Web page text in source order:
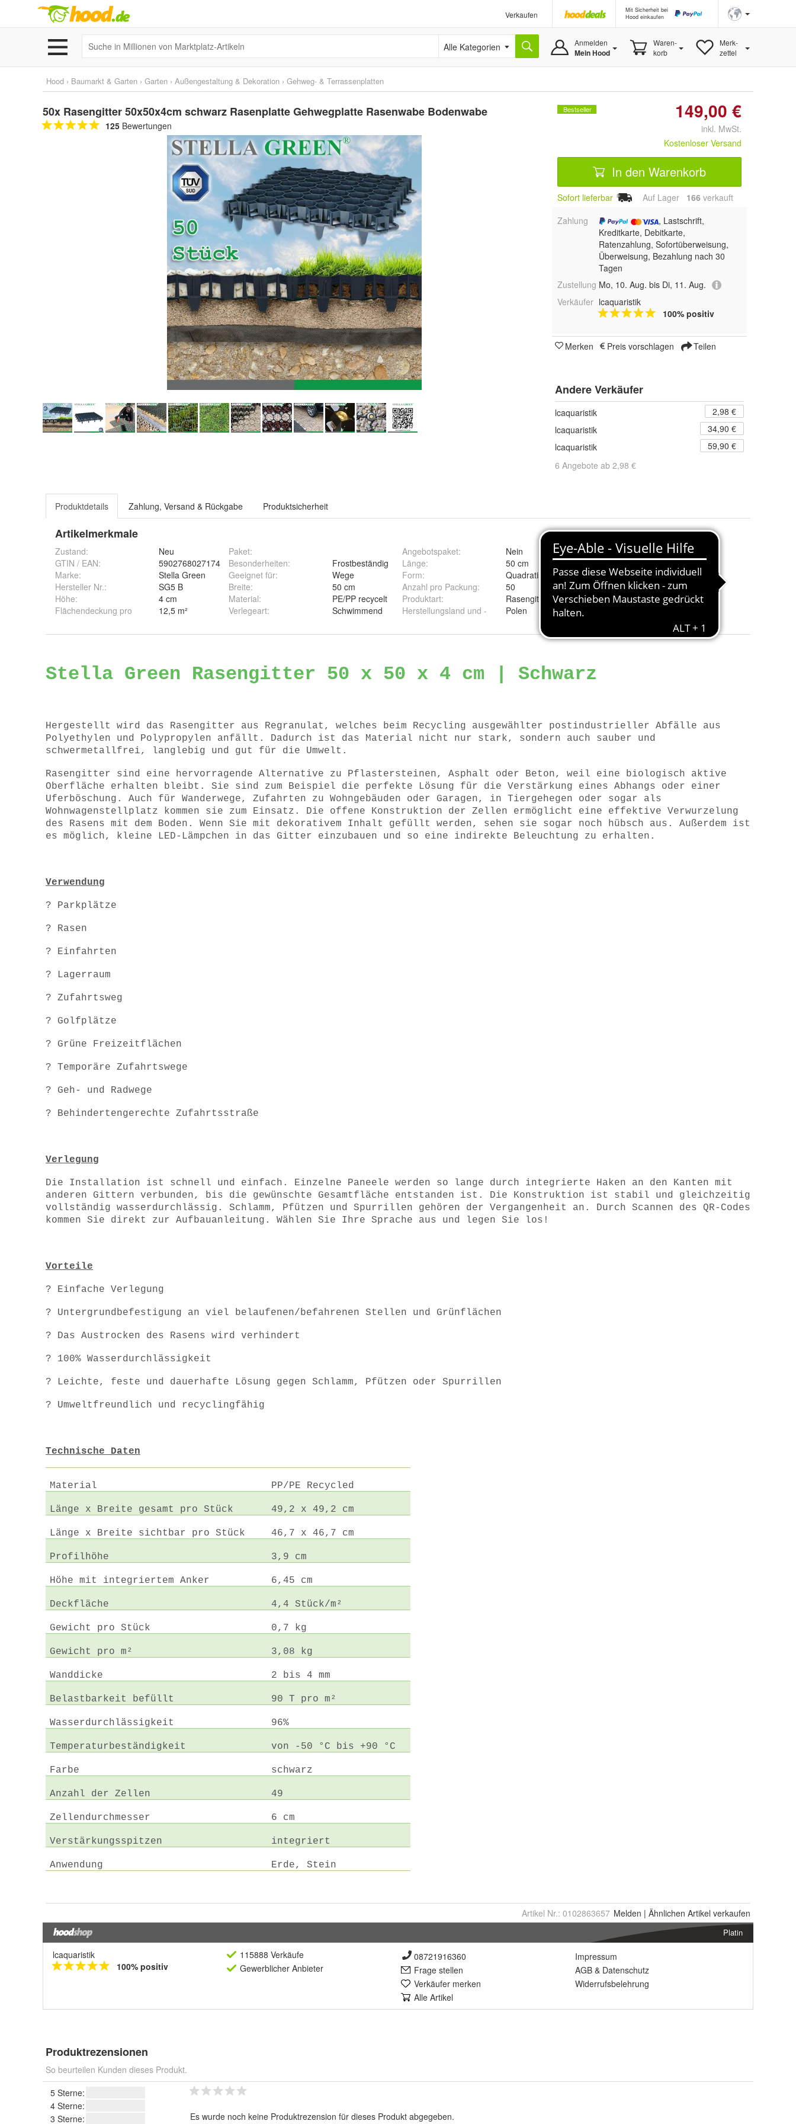
Verkaufen
Mit Sicherheit bei
Hood einkaufen
Alle Kategorien Anmelden
Mein Hood
Waren-
korb
Merk-
zettel
Hood › Baumarkt & Garten › Garten › Außengestaltung & Dekoration › Gehweg- & Terrassenplatten
50x Rasengitter 50x50x4cm schwarz Rasenplatte Gehwegplatte Rasenwabe Bodenwabe
125 Bewertungen
Bestseller 149,00 €
inkl. MwSt.
Kostenloser Versand
In den Warenkorb
Sofort lieferbar Auf Lager 166 verkauft
Zahlung
, Lastschrift,
Kreditkarte, Debitkarte,
Ratenzahlung, Sofortüberweisung,
Überweisung, Bezahlung nach 30
Tagen
Zustellung Mo, 10. Aug. bis Di, 11. Aug.
Verkäufer lcaquaristik
100% positiv
Merken Preis vorschlagen Teilen
Andere Verkäufer
lcaquaristik
2,98 €
lcaquaristik
34,90 €
lcaquaristik
59,90 €
6 Angebote ab 2,98 €
Produktdetails Zahlung, Versand & Rückgabe Produktsicherheit
Artikelmerkmale
Zustand:
Neu
GTIN / EAN:
5902768027174
Marke:
Stella Green
Hersteller Nr.:
SG5 B
Höhe:
4 cm
Flächendeckung pro
Paket:
12,5 m²
Besonderheiten:
Frostbeständig
Geeignet für:
Wege
Breite:
50 cm
Material:
PE/PP recycelt
Verlegeart: Schwimmend
Angebotspaket:
Nein
Länge:
50 cm
Form:
Quadratisch
Anzahl pro Packung:
50
Produktart:
Rasengitter
Herstellungsland und -
region:
Polen
Größe:
50 x 50 cm
Steinart:
- - -
Farbrichtung: Schwarz
Artikel Nr.: 0102863657 Melden | Ähnlichen Artikel verkaufen
Platin
lcaquaristik
100% positiv
115888 Verkäufe
Gewerblicher Anbieter
08721916360
Frage stellen
Verkäufer merken
Alle Artikel
Impressum
AGB & Datenschutz
Widerrufsbelehrung
Produktrezensionen
So beurteilen Kunden dieses Produkt.
5 Sterne:
4 Sterne:
3 Sterne:
Es wurde noch keine Produktrezension für dieses Produkt abgegeben.